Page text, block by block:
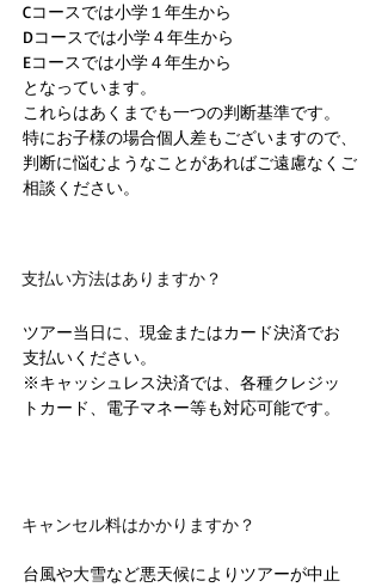
Cコースでは小学１年生から
Dコースでは小学４年生から
Eコースでは小学４年生から
となっています。
これらはあくまでも一つの判断基準です。
特にお子様の場合個人差もございますので、
判断に悩むようなことがあればご遠慮なくご
相談ください。
支払い方法はありますか？
ツアー当日に、現金またはカード決済でお
支払いください。
※キャッシュレス決済では、各種クレジッ
トカード、電子マネー等も対応可能です。
キャンセル料はかかりますか？
台風や大雪など悪天候によりツアーが中止